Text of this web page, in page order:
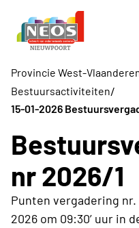
Provincie West-
Bestuursactiviteiten/
15-01-2026
nr 2026/1
Punten vergadering nr.
2026 om 09:30’ uur in